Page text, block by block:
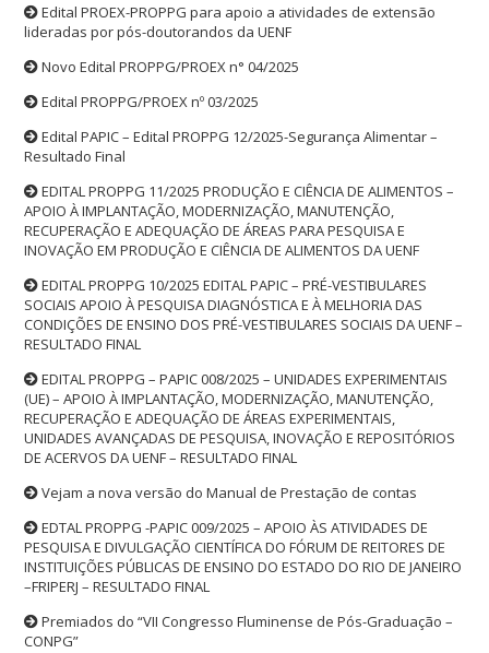
Edital PROEX-PROPPG para apoio a atividades de extensão
lideradas por pós-doutorandos da UENF
Novo Edital PROPPG/PROEX n° 04/2025
Edital PROPPG/PROEX nº 03/2025
Edital PAPIC – Edital PROPPG 12/2025-Segurança Alimentar –
Resultado Final
EDITAL PROPPG 11/2025 PRODUÇÃO E CIÊNCIA DE ALIMENTOS –
APOIO À IMPLANTAÇÃO, MODERNIZAÇÃO, MANUTENÇÃO,
RECUPERAÇÃO E ADEQUAÇÃO DE ÁREAS PARA PESQUISA E
INOVAÇÃO EM PRODUÇÃO E CIÊNCIA DE ALIMENTOS DA UENF
EDITAL PROPPG 10/2025 EDITAL PAPIC – PRÉ-VESTIBULARES
SOCIAIS APOIO À PESQUISA DIAGNÓSTICA E À MELHORIA DAS
CONDIÇÕES DE ENSINO DOS PRÉ-VESTIBULARES SOCIAIS DA UENF –
RESULTADO FINAL
EDITAL PROPPG – PAPIC 008/2025 – UNIDADES EXPERIMENTAIS
(UE) – APOIO À IMPLANTAÇÃO, MODERNIZAÇÃO, MANUTENÇÃO,
RECUPERAÇÃO E ADEQUAÇÃO DE ÁREAS EXPERIMENTAIS,
UNIDADES AVANÇADAS DE PESQUISA, INOVAÇÃO E REPOSITÓRIOS
DE ACERVOS DA UENF – RESULTADO FINAL
Vejam a nova versão do Manual de Prestação de contas
EDTAL PROPPG -PAPIC 009/2025 – APOIO ÀS ATIVIDADES DE
PESQUISA E DIVULGAÇÃO CIENTÍFICA DO FÓRUM DE REITORES DE
INSTITUIÇÕES PÚBLICAS DE ENSINO DO ESTADO DO RIO DE JANEIRO
–FRIPERJ – RESULTADO FINAL
Premiados do “VII Congresso Fluminense de Pós-Graduação –
CONPG”